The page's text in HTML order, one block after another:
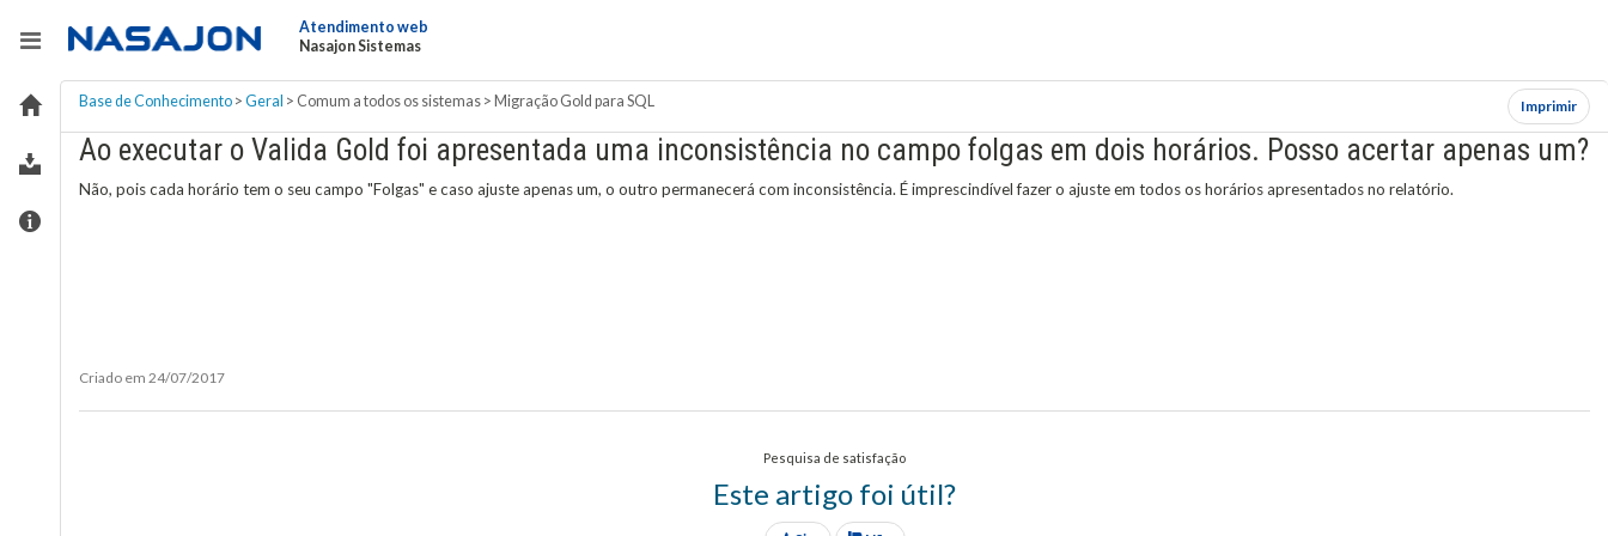
Atendimento web
Nasajon Sistemas
Base de Conhecimento > Geral > Comum a todos os sistemas > Migração Gold para SQL Imprimir
Ao executar o Valida Gold foi apresentada uma inconsistência no campo folgas em dois horários. Posso acertar apenas um?
Não, pois cada horário tem o seu campo "Folgas" e caso ajuste apenas um, o outro permanecerá com inconsistência. É imprescindível fazer o ajuste em todos os horários apresentados no relatório.
Criado em 24/07/2017
Pesquisa de satisfação
Este artigo foi útil?